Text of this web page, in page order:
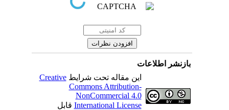
بازنشر اطلاعات
این مقاله تحت شرایطCreative
Commons Attribution-
NonCommercial 4.0
International Licenseقابل